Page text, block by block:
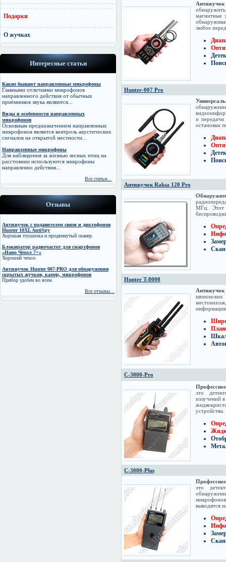
Подарки
О жучках
Интересные статьи
Какие бывают направленные микрофоны
Главными отличиями микрофонов
направленного действия от обычных
приёмников звука являются...
Виды и особенности направленных
микрофонов
Основным предназначением направленных
микрофонов является контроль акустических
сигналов на открытой местности...
Направленные микрофоны
Для наблюдения за жизнью лесных птиц на
расстоянии используются микрофоны
направленно действия...
Все статьи...
Отзывы
Антижучок c подавителем связи и диктофонов
Hunter 10XL AntiSpy
Хорошая глушилка и продвинутый сканер.
Блокиратор радиочастот для смартфонов
«Нано Чехол 7+»
Хороший чехол.
Антижучок Hunter 007-PRO для обнаружения
скрытых жучков, камер, микрофонов
Прибор удобен во всем.
Все отзывы...
магнитные
любое
Hunter-007 Pro
и передачи
остановки
Антижучок Raksa 120 Pro
МГц. Этот
Hunter T-8000
C-3000-Pro
это
излучений
устройства.
C-3000-Plus
это
выводятся